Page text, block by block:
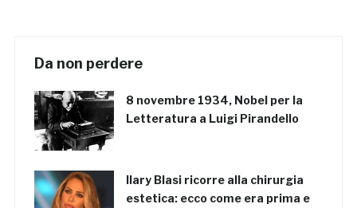
Da non perdere
8 novembre 1934, Nobel per la
Letteratura a Luigi Pirandello
Ilary Blasi ricorre alla chirurgia
estetica: ecco come era prima e